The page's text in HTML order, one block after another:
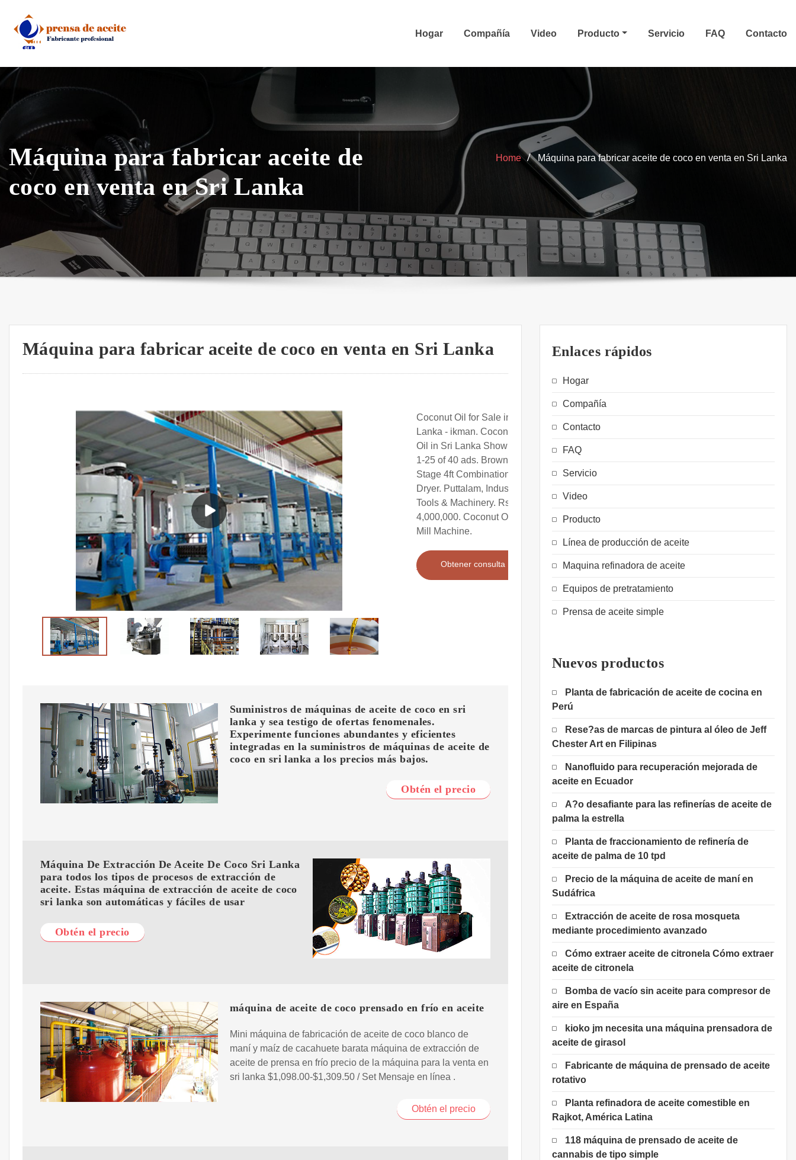
content
Hogar Compañía Video Producto Servicio FAQ Contacto
Máquina para fabricar aceite de
coco en venta en Sri Lanka
Home Máquina para fabricar aceite de coco en venta en Sri Lanka
Máquina para fabricar aceite de coco en venta en Sri Lanka
Coconut Oil for Sale in Sri
Lanka - ikman. Coconut
Oil in Sri Lanka Showing
1-25 of 40 ads. Browns 2-
Stage 4ft Combination
Dryer. Puttalam, Industry
Tools & Machinery. Rs
4,000,000. Coconut Oil
Mill Machine.
Obtener consulta
Suministros de máquinas de aceite de coco en sri
lanka y sea testigo de ofertas fenomenales.
Experimente funciones abundantes y eficientes
integradas en la suministros de máquinas de aceite de
coco en sri lanka a los precios más bajos.
Obtén el precio
Máquina De Extracción De Aceite De Coco Sri Lanka
para todos los tipos de procesos de extracción de
aceite. Estas máquina de extracción de aceite de coco
sri lanka son automáticas y fáciles de usar
Obtén el precio
máquina de aceite de coco prensado en frío en aceite
Mini máquina de fabricación de aceite de coco blanco de
maní y maíz de cacahuete barata máquina de extracción de
aceite de prensa en frío precio de la máquina para la venta en
sri lanka $1,098.00-$1,309.50 / Set Mensaje en línea .
Obtén el precio
Enlaces rápidos
Hogar
Compañía
Contacto
FAQ
Servicio
Video
Producto
Línea de producción de aceite
Maquina refinadora de aceite
Equipos de pretratamiento
Prensa de aceite simple
Nuevos productos
Planta de fabricación de aceite de cocina en
Perú
Rese?as de marcas de pintura al óleo de Jeff
Chester Art en Filipinas
Nanofluido para recuperación mejorada de
aceite en Ecuador
A?o desafiante para las refinerías de aceite de
palma la estrella
Planta de fraccionamiento de refinería de
aceite de palma de 10 tpd
Precio de la máquina de aceite de maní en
Sudáfrica
Extracción de aceite de rosa mosqueta
mediante procedimiento avanzado
Cómo extraer aceite de citronela Cómo extraer
aceite de citronela
Bomba de vacío sin aceite para compresor de
aire en España
kioko jm necesita una máquina prensadora de
aceite de girasol
Fabricante de máquina de prensado de aceite
rotativo
Planta refinadora de aceite comestible en
Rajkot, América Latina
118 máquina de prensado de aceite de
cannabis de tipo simple